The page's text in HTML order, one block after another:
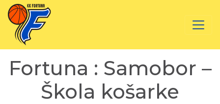
Fortuna : Samobor –
Škola košarke